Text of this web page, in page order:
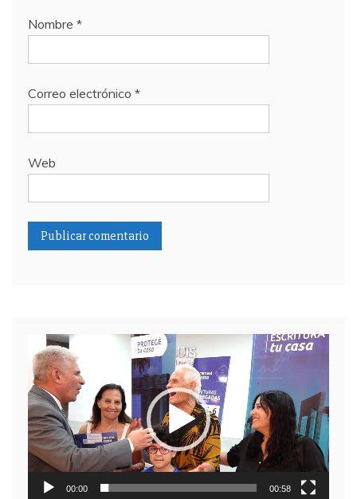
Nombre *
Correo electrónico *
Web
Reproductor
de
video
00:00 00:58